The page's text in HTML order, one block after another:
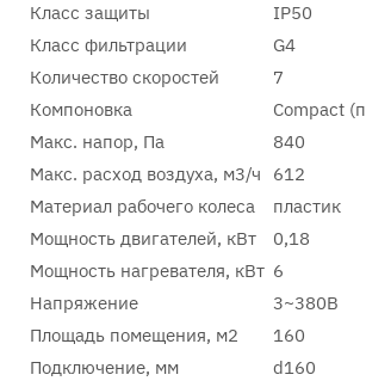
Класс защиты
IP50
Класс фильтрации
G4
Количество скоростей
7
Компоновка
Compact
Макс. напор, Па
840
Макс. расход воздуха, м3/ч
612
Материал рабочего колеса
пластик
Мощность двигателей, кВт
0,18
Мощность нагревателя, кВт 6
Напряжение
3~380В
Площадь помещения, м2
160
Подключение, мм
d160